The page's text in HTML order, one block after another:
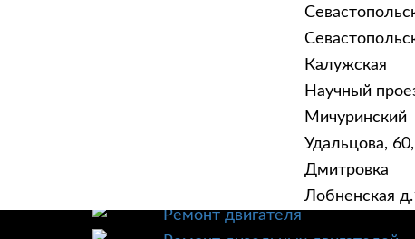
Калужская
Научный
Мичуринский
Удальцова,
Дмитровка
Лобненская
УСЛУГИ
Техническое обслуживание
Ремонт трансмиссии
Ремонт двигателя